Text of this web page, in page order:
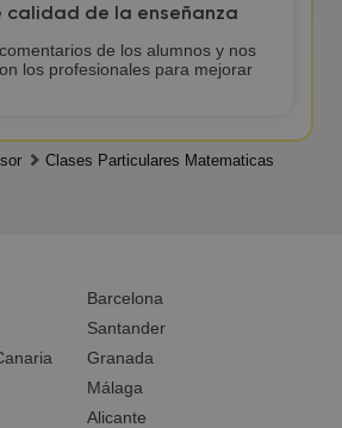
calidad de la enseñanza
de los alumnos y nos
los profesionales para mejorar
Clases Particulares Matematicas
Barcelona
Santander
Granada
Málaga
Alicante